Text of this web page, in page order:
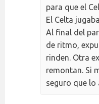
para que el
El Celta
Al final del
de ritmo,
rinden. Otra
remontan. Si
seguro que lo